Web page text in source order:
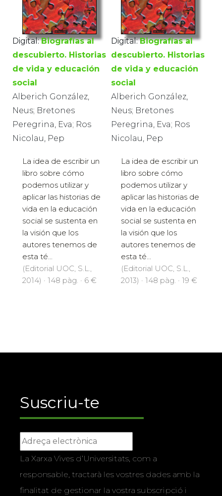
Digital: Biografías al
descubierto. Historias
de vida y educación
social
Alberich González,
Neus; Bretones
Peregrina, Eva; Ros
Nicolau, Pep
La idea de escribir un
libro sobre cómo
podemos utilizar y
aplicar las historias de
vida en la educación
social se sustenta en
la visión que los
autores tenemos de
esta té...
(Editorial UOC, S.L.,
2014) · 148 pàg. · 6 €
Digital: Biografías al
descubierto. Historias
de vida y educación
social
Alberich González,
Neus; Bretones
Peregrina, Eva; Ros
Nicolau, Pep
La idea de escribir un
libro sobre cómo
podemos utilizar y
aplicar las historias de
vida en la educación
social se sustenta en
la visión que los
autores tenemos de
esta té...
(Editorial UOC, S.L.,
2013) · 148 pàg. · 19 €
Suscriu-te
La Xarxa Vives d’Universitats, com a
responsable, tractarà les vostres dades amb la
finalitat de gestionar la vostra subscripció i